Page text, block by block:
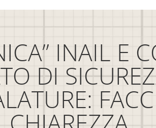
INAIL E
DI